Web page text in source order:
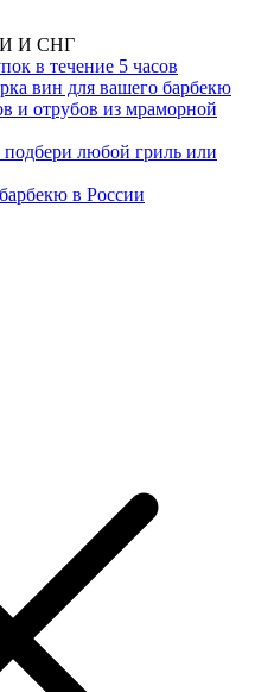
И СНГ
в течение 5 часов
вин для вашего барбекю
и отрубов из мраморной
любой гриль или
в России